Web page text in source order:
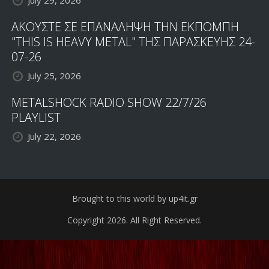
ΑΚΟΥΣΤΕ ΣΕ ΕΠΑΝΑΛΗΨΗ ΤΗΝ ΕΚΠΟΜΠΗ
"THIS IS HEAVY METAL" ΤΗΣ ΠΑΡΑΣΚΕΥΗΣ 24-
07-26
July 25, 2026
METALSHOCK RADIO SHOW 22/7/26
PLAYLIST
July 22, 2026
Brought to this world by up4it.gr
Copyright 2026. All Right Reserved.